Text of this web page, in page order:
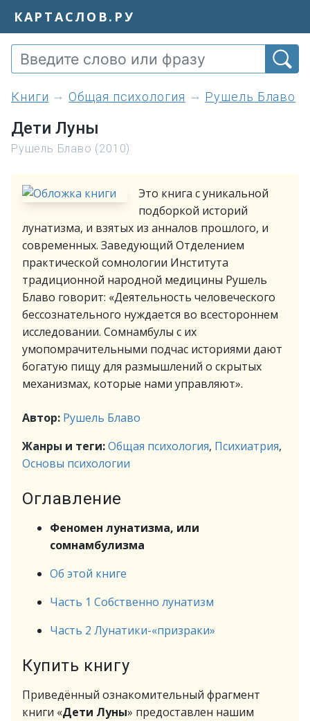
КАРТАСЛОВ.РУ
книги Общая психология Рушель Блаво
Дети Луны
Рушель Блаво (2010)
Это книга с уникальной
подборкой историй
лунатизма, и взятых из анналов прошлого, и
современных. Заведующий Отделением
практической сомнологии Института
традиционной народной медицины Рушель
Блаво говорит: «Деятельность человеческого
бессознательного нуждается во всестороннем
исследовании. Сомнамбулы с их
умопомрачительными подчас историями дают
богатую пищу для размышлений о скрытых
механизмах, которые нами управляют».
Автор: Рушель Блаво
Жанры и теги:Общая психология, Психиатрия,
Основы психологии
Оглавление
Феномен лунатизма, или
сомнамбулизма
Об этой книге
Часть 1 Собственно лунатизм
Часть 2 Лунатики-«призраки»
Купить книгу
Приведённый ознакомительный фрагмент
книги «Дети Луны» предоставлен нашим